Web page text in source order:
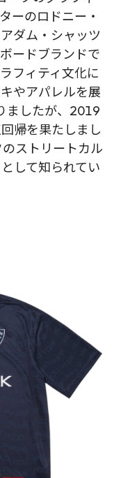
ーのロドニー・
ダム・シャッツ
ードブランドで
フィティ文化に
やアパレルを展
ましたが、2019
帰を果たしまし
ストリートカル
して知られてい